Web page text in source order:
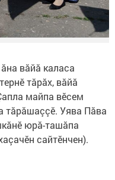
вăйă каласа
тăрăх, вăйă
майпа вӗсем
тăрăшаççӗ. Уява Пăва
юрă-ташăпа
сайтӗнчен).